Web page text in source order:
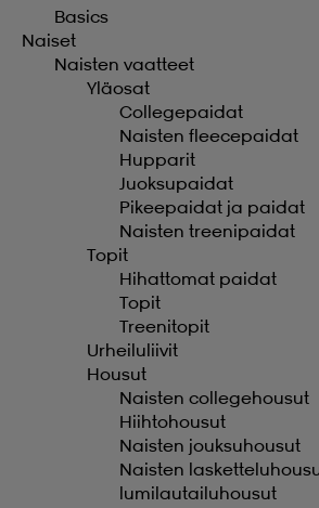
Basics
Naiset
Naisten vaatteet
Yläosat
Collegepaidat
Naisten fleecepaidat
Hupparit
Juoksupaidat
Pikeepaidat ja paidat
Naisten treenipaidat
Topit
Hihattomat paidat
Topit
Treenitopit
Urheiluliivit
Housut
Naisten collegehousut
Hiihtohousut
Naisten jouksuhousut
Naisten
lumilautailuhousut